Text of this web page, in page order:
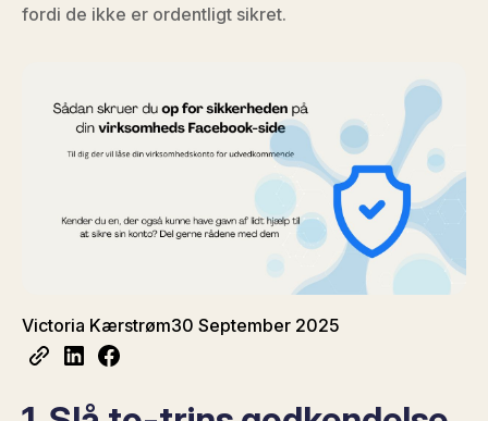
fordi de ikke er ordentligt sikret.
Victoria Kærstrøm30 September 2025